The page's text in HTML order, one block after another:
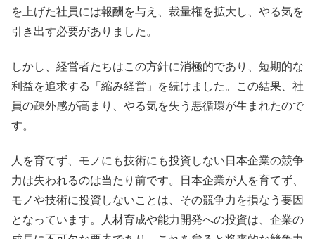
を上げた社員には報酬を与え、裁量権を拡大し、やる気を
引き出す必要がありました。
しかし、経営者たちはこの方針に消極的であり、短期的な
利益を追求する「縮み経営」を続けました。この結果、社
員の疎外感が高まり、やる気を失う悪循環が生まれたので
す。
人を育てず、モノにも技術にも投資しない日本企業の競争
力は失われるのは当たり前です。日本企業が人を育てず、
モノや技術に投資しないことは、その競争力を損なう要因
となっています。人材育成や能力開発への投資は、企業の